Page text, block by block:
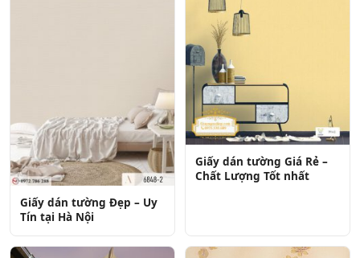
Giấy dán tường Đẹp – Uy
Tín tại Hà Nội
Giấy dán tường Giá Rẻ –
Chất Lượng Tốt nhất